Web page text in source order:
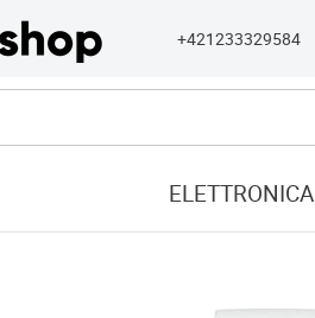
+421233329584
ELETTRONICA